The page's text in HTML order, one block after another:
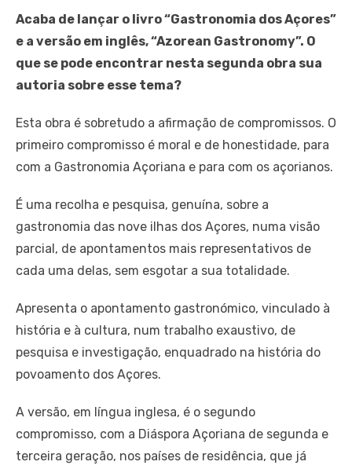
Acaba de lançar o livro “Gastronomia dos Açores”
e a versão em inglês, “Azorean Gastronomy”. O
que se pode encontrar nesta segunda obra sua
autoria sobre esse tema?
Esta obra é sobretudo a afirmação de compromissos. O
primeiro compromisso é moral e de honestidade, para
com a Gastronomia Açoriana e para com os açorianos.
É uma recolha e pesquisa, genuína, sobre a
gastronomia das nove ilhas dos Açores, numa visão
parcial, de apontamentos mais representativos de
cada uma delas, sem esgotar a sua totalidade.
Apresenta o apontamento gastronómico, vinculado à
história e à cultura, num trabalho exaustivo, de
pesquisa e investigação, enquadrado na história do
povoamento dos Açores.
A versão, em língua inglesa, é o segundo
compromisso, com a Diáspora Açoriana de segunda e
terceira geração, nos países de residência, que já